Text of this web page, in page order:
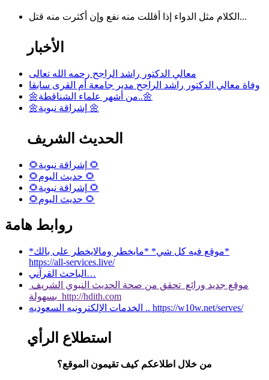
الكلام مثل الدواء إذا أقللت منه نفع وإن أكثرت منه قتل...
الأخبار
معالي الدكتور راشد الراجح رحمه الله تعالى
وفاة معالي الدكتور راشد الراجح مدير جامعة أم القرى سابقا
🌼من أشهر علماء الشناقطة..🌼
🌼إشراقة نبوية 🌼
الحديث الشريف
🌻إشراقة نبوية 🌻
🌻حديث اليوم 🌻
🌻إشراقة نبوية 🌻
🌻حديث اليوم 🌻
روابط هامة
*موقع فيه كل شي* *مايخطر ومالايخطر على بالك*
https://all-services.live/
الباحث القرآني…
موقع جديد ورائع تحقق من صحة الحديث النبوي الشريف
بسهولة http://hdith.com
الخدمات الإلكترونيه السعوديه .. https://w10w.net/serves/
استطلاع الرأي
من خلال اطلاعكم كيف تقيمون الموقع؟